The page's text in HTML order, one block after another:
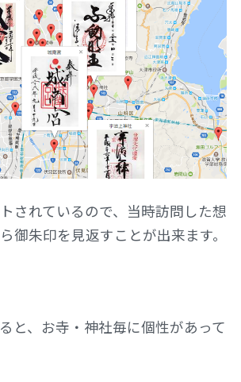
されているので、当時訪問した想
御朱印を見返すことが出来ます。
と、お寺・神社毎に個性があって